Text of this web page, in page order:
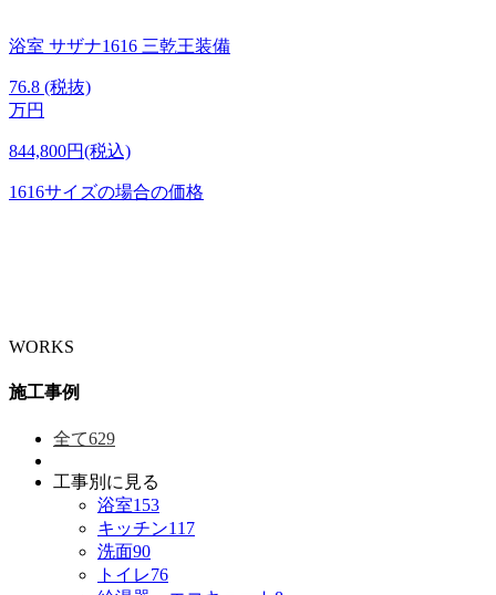
浴室 サザナ1616 三乾王装備
76.8 (税抜)
万円
844,800円(税込)
1616サイズの場合の価格
WORKS
施工事例
全て629
工事別に見る
浴室153
キッチン117
洗面90
トイレ76